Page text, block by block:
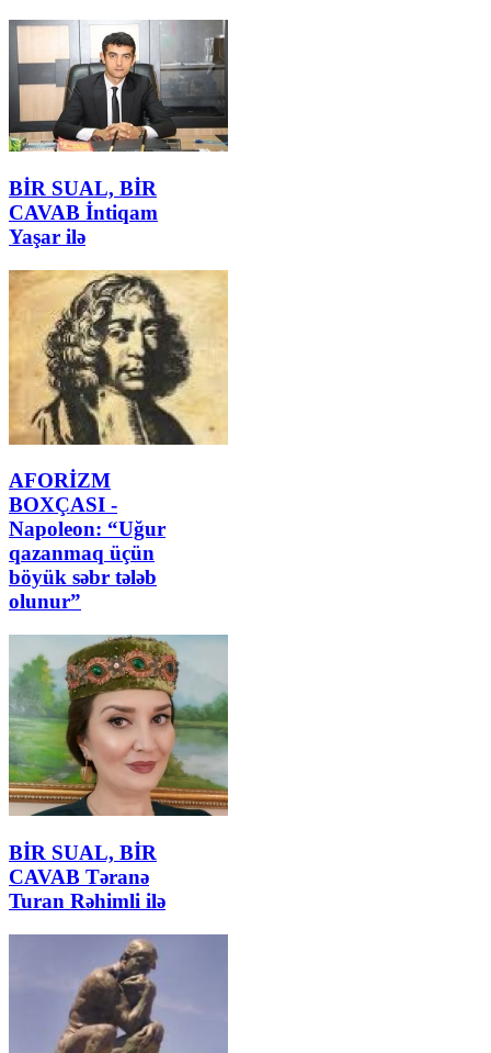
BİR SUAL, BİR
CAVAB İntiqam
Yaşar ilə
AFORİZM
BOXÇASI -
Napoleon: “Uğur
qazanmaq üçün
böyük səbr tələb
olunur”
BİR SUAL, BİR
CAVAB Təranə
Turan Rəhimli ilə